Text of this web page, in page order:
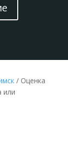
/ Оценка
или